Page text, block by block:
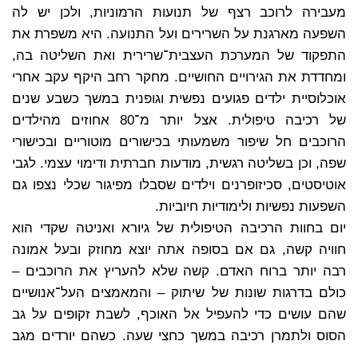
מעבירה לרוכב רצף של תנועות הרמוניות, ולכן יש לה
השפעה מארגנת על השרירים ועל התנועה. היא משפרת את
התפקוד של המערכת העצבית־שרירית ואת השליטה בה,
ומחדדת את הגירויים החושיים. מחקר רחב היקף עקב אחרי
אוכלוסיית ילדים פגועים נפשית וגופנית במשך כשבע שנים
של רכיבה טיפולית. אצל יותר מ־80 אחוזים מהילדים
הרוכבים חל שיפור משמעותי בכישורים מוטוריים ובכישורי
שפה, וכן בשליטה רגשית, מודעות חברתית ודימוי עצמי. לגבי
אוטיסטים, סכיזופרנים וילדים שסבלו מפיגור שכלי נצפו גם
השפעות נפשיות ולימודיות חיוביות.
יום בחוות הרכיבה הטיפולית של גיורא ואניטה שקדי הוא
חוויה קשה, גם אם בסופה אתה יוצא מחוזק ובעל אמונה
רבה יותר ברוח האדם. קשה שלא להעריץ את הרוכבים –
כולם בדרגות שונות של שיתוק – והמאמצים העל־אנושיים
שהם עושים כדי להעפיל אל האוכף, לשבת זקופים על גב
הסוס ולתמרן רכיבה במשך כחצי שעה. כשהם יורדים מגב